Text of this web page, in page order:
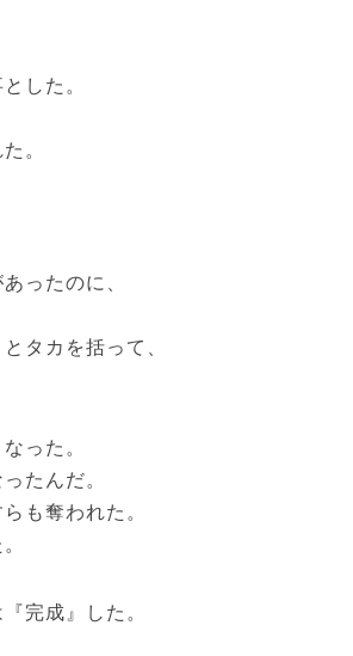
した。
。
ったのに、
タカを括って、
った。
たんだ。
も奪われた。
完成』した。